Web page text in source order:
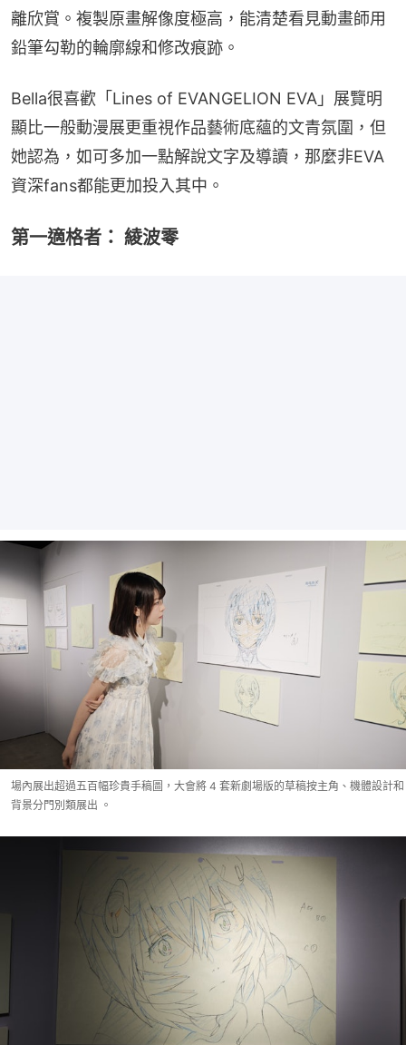
離欣賞。複製原畫解像度極高，能清楚看見動畫師用
鉛筆勾勒的輪廓線和修改痕跡。
Bella很喜歡「Lines of EVANGELION EVA」展覽明
顯比一般動漫展更重視作品藝術底蘊的文青氛圍，但
她認為，如可多加一點解說文字及導讀，那麼非EVA
資深fans都能更加投入其中。
第一適格者： 綾波零
場內展出超過五百幅珍貴手稿圖，大會將 4 套新劇場版的草稿按主角、機體設計和
背景分門別類展出 。